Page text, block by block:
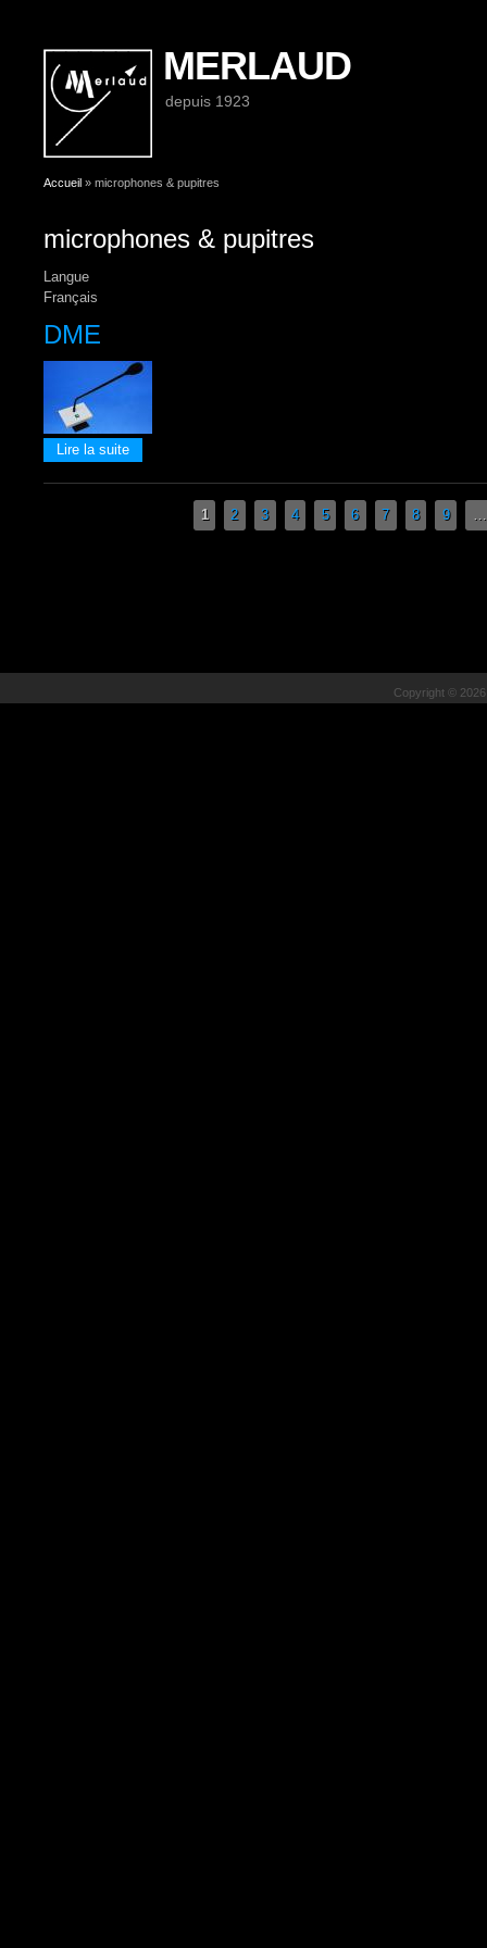
MERLAUD
depuis 1923
Vous êtes ici
Accueil » microphones & pupitres
microphones & pupitres
Langue
Français
DME
Lire la suite
1 2 3 4 5 6 7 8 9 …
Copyright ©